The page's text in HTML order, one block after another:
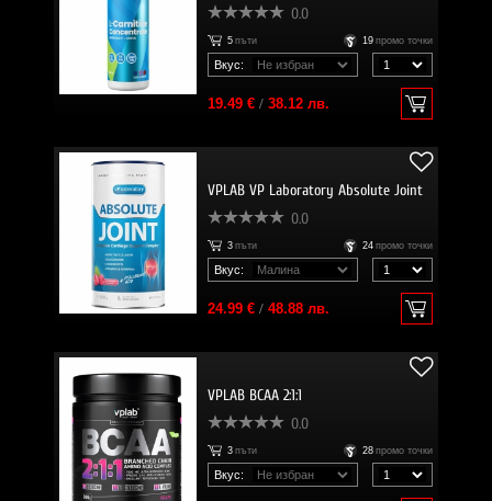
0.0
5 пъти 19 промо точки
Вкус:
19.49 €/ 38.12 лв.
VPLAB VP Laboratory Absolute Joint
0.0
3 пъти 24 промо точки
Вкус:
24.99 €/ 48.88 лв.
VPLAB BCAA 2:1:1
0.0
3 пъти 28 промо точки
Вкус: